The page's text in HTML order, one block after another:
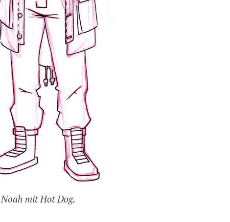
Noah mit Hot Dog.